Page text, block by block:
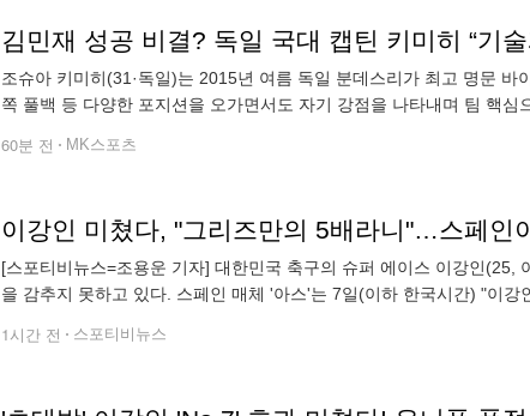
조슈아 키미히(31·독일)는 2015년 여름 독일 분데스리가 최고 명문
쪽 풀백 등 다양한 포지션을 오가면서도 자기 강점을 나타내며 팀 핵심
60분 전 MK스포츠
[스포티비뉴스=조용운 기자] 대한민국 축구의 슈퍼 에이스 이강인(25,
을 감추지 못하고 있다. 스페인 매체 '아스'는 7일(이하 한국시간) "이강
1시간 전 스포티비뉴스